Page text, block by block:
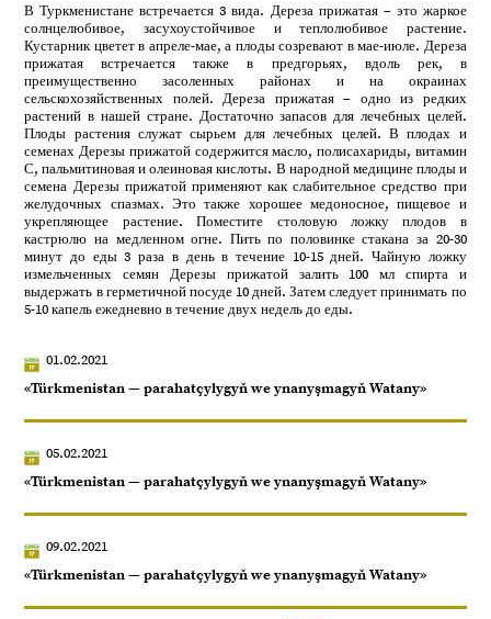
В Туркменистане встречается 3 вида. Дереза прижатая – это жаркое
солнцелюбивое, засухоустойчивое и теплолюбивое растение.
Кустарник цветет в апреле-мае, а плоды созревают в мае-июле. Дереза
прижатая встречается также в предгорьях, вдоль рек, в
преимущественно засоленных районах и на окраинах
сельскохозяйственных полей. Дереза прижатая – одно из редких
растений в нашей стране. Достаточно запасов для лечебных целей.
Плоды растения служат сырьем для лечебных целей. В плодах и
семенах Дерезы прижатой содержится масло, полисахариды, витамин
С, пальмитиновая и олеиновая кислоты. В народной медицине плоды и
семена Дерезы прижатой применяют как слабительное средство при
желудочных спазмах. Это также хорошее медоносное, пищевое и
укрепляющее растение. Поместите столовую ложку плодов в
кастрюлю на медленном огне. Пить по половинке стакана за 20-30
минут до еды 3 раза в день в течение 10-15 дней. Чайную ложку
измельченных семян Дерезы прижатой залить 100 мл спирта и
выдержать в герметичной посуде 10 дней. Затем следует принимать по
5-10 капель ежедневно в течение двух недель до еды.
01.02.2021
«Türkmenistan — parahatçylygyň we ynanyşmagyň Watany»
05.02.2021
«Türkmenistan — parahatçylygyň we ynanyşmagyň Watany»
09.02.2021
«Türkmenistan — parahatçylygyň we ynanyşmagyň Watany»